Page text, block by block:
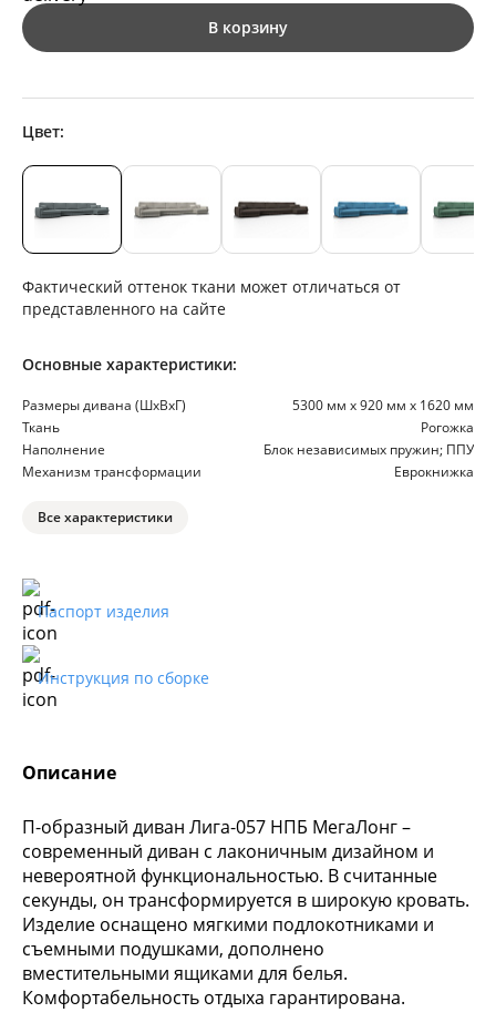
Описание
П-образный диван Лига-057 НПБ МегаЛонг –
современный диван с лаконичным дизайном и
невероятной функциональностью. В считанные
секунды, он трансформируется в широкую кровать.
Изделие оснащено мягкими подлокотниками и
съемными подушками, дополнено
вместительными ящиками для белья.
Комфортабельность отдыха гарантирована.
В корзину
Цвет:
Фактический оттенок ткани может отличаться от
представленного на сайте
Основные характеристики:
Размеры дивана (ШхВхГ)
5300 мм х 920 мм х 1620 мм
Ткань
Рогожка
Наполнение
Блок независимых пружин; ППУ
Механизм трансформации
Еврокнижка
Все характеристики
Паспорт изделия
Инструкция по сборке